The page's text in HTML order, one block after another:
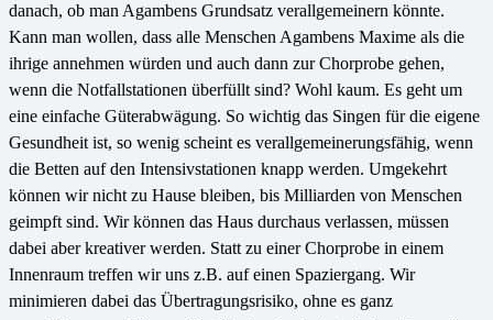
danach, ob man Agambens Grundsatz verallgemeinern könnte.
Kann man wollen, dass alle Menschen Agambens Maxime als die
ihrige annehmen würden und auch dann zur Chorprobe gehen,
wenn die Notfallstationen überfüllt sind? Wohl kaum. Es geht um
eine einfache Güterabwägung. So wichtig das Singen für die eigene
Gesundheit ist, so wenig scheint es verallgemeinerungsfähig, wenn
die Betten auf den Intensivstationen knapp werden. Umgekehrt
können wir nicht zu Hause bleiben, bis Milliarden von Menschen
geimpft sind. Wir können das Haus durchaus verlassen, müssen
dabei aber kreativer werden. Statt zu einer Chorprobe in einem
Innenraum treffen wir uns z.B. auf einen Spaziergang. Wir
minimieren dabei das Übertragungsrisiko, ohne es ganz